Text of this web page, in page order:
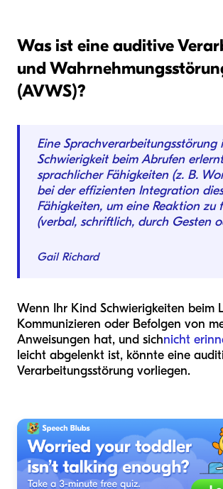
Was ist eine auditive
und
(AVWS)?
Eine Sprachverarbeitungsstörung
Schwierigkeit beim Abrufen
sprachlicher Fähigkeiten (z. B.
bei der effizienten Integration
Fähigkeiten, um eine Reaktion zu
(verbal, schriftlich, durch Gesten
Gail Richard
Wenn Ihr Kind Schwierigkeiten beim
Kommunizieren oder Befolgen von
Anweisungen hat, und sichnicht
leicht abgelenkt ist, könnte eine
Verarbeitungsstörung vorliegen.